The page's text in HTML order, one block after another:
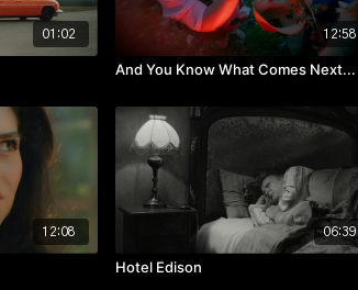
01:02 12:58
And You Know What Comes Next...
12:08 06:39
Hotel Edison